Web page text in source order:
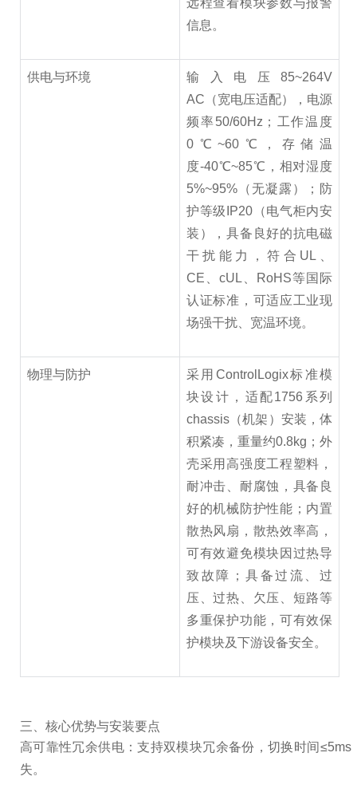
远程查看模块参数与报警
信息。
供电与环境
输入电压85~264V
AC（宽电压适配），电源
频率50/60Hz；工作温度
0℃~60℃，存储温
度-40℃~85℃，相对湿度
5%~95%（无凝露）；防
护等级IP20（电气柜内安
装），具备良好的抗电磁
干扰能力，符合UL、
CE、cUL、RoHS等国际
认证标准，可适应工业现
场强干扰、宽温环境。
物理与防护
采用ControlLogix标准模
块设计，适配1756系列
chassis（机架）安装，体
积紧凑，重量约0.8kg；外
壳采用高强度工程塑料，
耐冲击、耐腐蚀，具备良
好的机械防护性能；内置
散热风扇，散热效率高，
可有效避免模块因过热导
致故障；具备过流、过
压、过热、欠压、短路等
多重保护功能，可有效保
护模块及下游设备安全。
三、核心优势与安装要点
高可靠性冗余供电：支持双模块冗余备份，切换时间
失。